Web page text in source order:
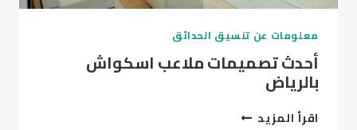
معلومات عن تنسيق الحدائق
أحدث تصميمات ملاعب اسكواش
بالرياض
اقرأ المزيدأحدث